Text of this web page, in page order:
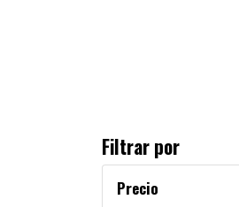
Filtrar por
Precio